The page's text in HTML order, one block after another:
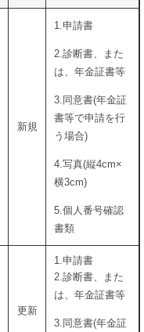
新規
1.申請書
2.診断書、また
は、年金証書等
3.同意書(年金証
書等で申請を行
う場合)
4.写真(縦4cm×
横3cm)
5.個人番号確認
書類
更新
1.申請書
2.診断書、また
は、年金証書等
3.同意書(年金証